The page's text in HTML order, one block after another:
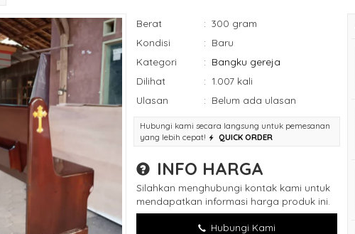
Berat : 300 gram
Kondisi
: Baru
Kategori
: Bangku gereja
Dilihat
: 1.007 kali
Ulasan
: Belum ada ulasan
Hubungi kami secara langsung untuk pemesanan
yang lebih cepat!
QUICK ORDER
INFO HARGA
Silahkan menghubungi kontak kami untuk
mendapatkan informasi harga produk ini.
Hubungi Kami